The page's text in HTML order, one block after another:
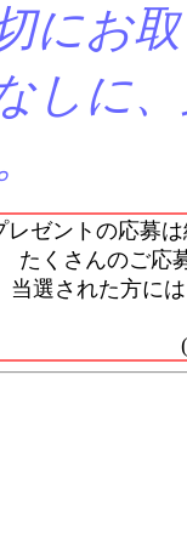
にお
しに
レゼントの応募
たくさんのご応
当選された方に